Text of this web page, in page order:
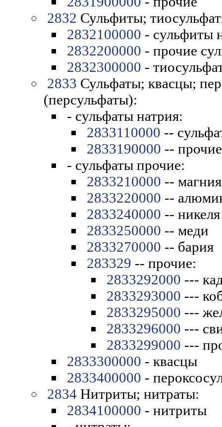
2832 Сульфиты;
2832100000 - сульфиты
2832200000 - прочие
2832300000 -
2833 Сульфаты; квасцы;
(персульфаты):
- сульфаты натрия:
2833110000 --
2833190000 -- прочие
- сульфаты прочие:
2833210000 -- магния
2833220000 --
2833240000 -- никеля
2833250000 -- меди
2833270000 -- бария
283329 -- прочие:
2833292000 ---
2833293000 ---
2833295000 ---
2833296000 ---
2833299000 ---
2833300000 - квасцы
2833400000 -
2834 Нитриты; нитраты:
2834100000 - нитриты